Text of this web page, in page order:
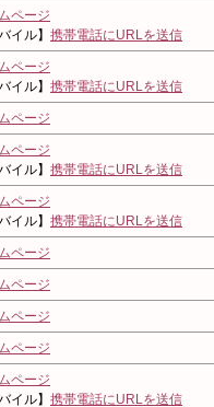
ページ
イル】 携帯電話にURLを送信
ページ
イル】 携帯電話にURLを送信
ページ
ページ
イル】 携帯電話にURLを送信
ページ
イル】 携帯電話にURLを送信
ページ
ページ
ページ
ページ
ページ
イル】 携帯電話にURLを送信